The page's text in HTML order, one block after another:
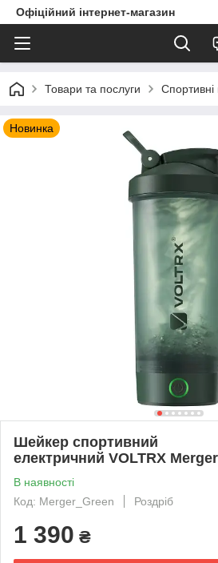
Офіційний інтернет-магазин
Товари та послуги
Новинка
Шейкер спортивний
електричний VOLTRX
В наявності
Код: Merger_Green
Роздріб
1 390 ₴